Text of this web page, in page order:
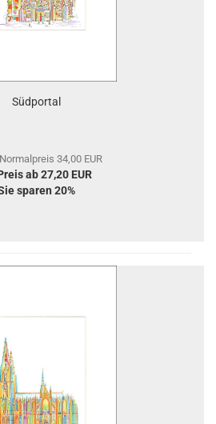
Südportal
34,00 EUR
ab 27,20 EUR
sparen 20%